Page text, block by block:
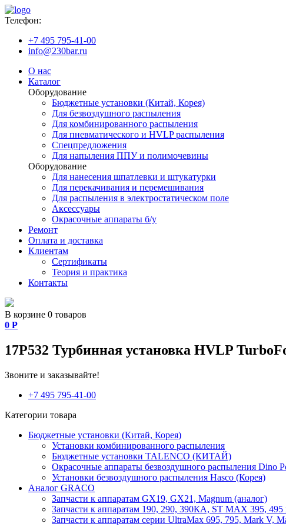
Телефон:
+7 495 795-41-00
info@230bar.ru
О нас
Каталог
Оборудование
Бюджетные установки (Китай, Корея)
Для безвоздушного распыления
Для комбинированного распыления
Для пневматического и HVLP распыления
Спецпредложения
Для напыления ППУ и полимочевины
Оборудование
Для нанесения шпатлевки и штукатурки
Для перекачивания и перемешивания
Для распыления в электростатическом поле
Аксессуары
Окрасочные аппараты б/у
Ремонт
Оплата и доставка
Клиентам
Сертификаты
Теория и практика
Контакты
В корзине 0 товаров
0 Р
17P532 Турбинная установка HVLP
Звоните и заказывайте!
+7 495 795-41-00
Категории товара
Бюджетные установки (Китай, Корея)
Установки комбинированного распыления
Бюджетные установки TALENCO (КИТАЙ)
Окрасочные аппараты безвоздушного распыления Dino
Установки безвоздушного распыления Hasco (Корея)
Аналог GRACO
Запчасти к аппаратам GX19, GX21, Magnum (аналог)
Запчасти к аппаратам 190, 290, 390КА, ST MAX 395, 495
Запчасти к аппаратам серии UltraMax 695, 795, Mark V,